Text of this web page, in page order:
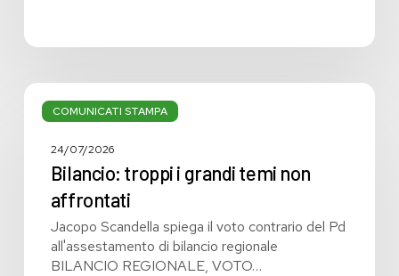
COMUNICATI STAMPA
Bilancio:
troppi
grandi
affrontati
24/07/2026
Bilancio: troppi i grandi temi non
affrontati
Jacopo Scandella spiega il voto contrario del Pd
all'assestamento di bilancio regionale
BILANCIO REGIONALE, VOTO…